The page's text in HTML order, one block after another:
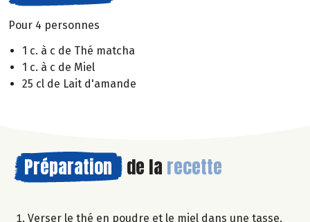
Pour 4 personnes
1 c. à c de Thé matcha
1 c. à c de Miel
25 cl de Lait d'amande
Préparation de la recette
Verser le thé en poudre et le miel dans une tasse.